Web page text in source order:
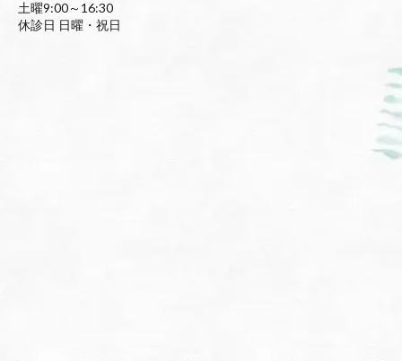
土曜9:00～16:30
休診日 日曜・祝日